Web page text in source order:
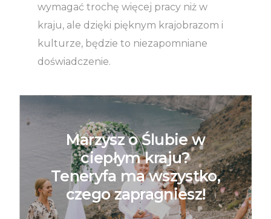
wymagać trochę więcej pracy niż w
kraju, ale dzięki pięknym krajobrazom i
kulturze, będzie to niezapomniane
doświadczenie.
Marzysz o Ślubie w
ciepłym kraju?
Teneryfa ma wszystko,
czego zapragniesz!